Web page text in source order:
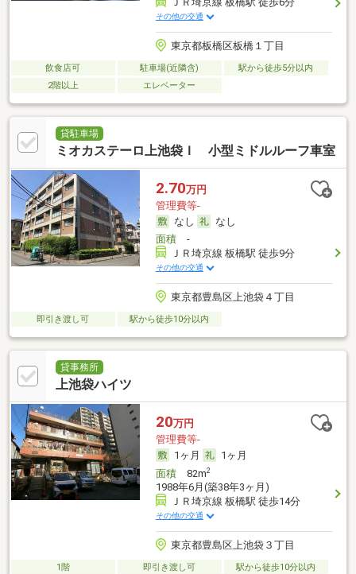
その他の交通
東京都板橋区板橋１丁目
飲食店可 駐車場(近隣含)
駅から徒歩5分以内
2階以上
エレベーター
貸駐車場
ミオカステーロ上池袋Ｉ 小型ミドルルーフ車室
2.70万円
管理費等-
なし
なし
面積-
ＪＲ埼京線 板橋駅 徒歩9分
その他の交通
東京都豊島区上池袋４丁目
即引き渡し可 駅から徒歩10分以内
貸事務所
上池袋ハイツ
20万円
管理費等-
1ヶ月
1ヶ月
面積82m2
1988年6月(築38年3ヶ月)
ＪＲ埼京線 板橋駅 徒歩14分
その他の交通
東京都豊島区上池袋３丁目
1階 即引き渡し可 駅から徒歩10分以内